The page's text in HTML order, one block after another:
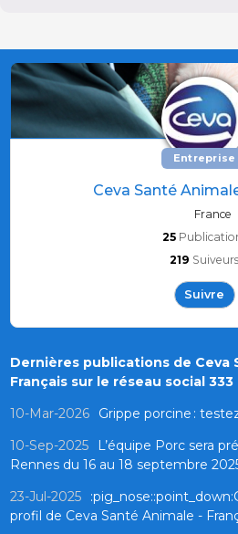
Entreprise
Ceva Santé
France
25
219 Suiveurs
Suivre
Dernières publications de Ceva
Français sur le réseau social 333
10-Mar-2026
Grippe porcine :
10-Sep-2025
L’équipe Porc sera
Rennes du 16 au 18 septembre
23-Jul-2025
profil de Ceva Santé Animale -